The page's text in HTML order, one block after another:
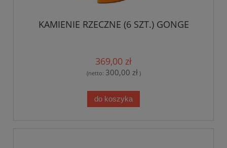
KAMIENIE RZECZNE (6 SZT.) GONGE
369,00 zł
(netto: 300,00 zł)
do koszyka